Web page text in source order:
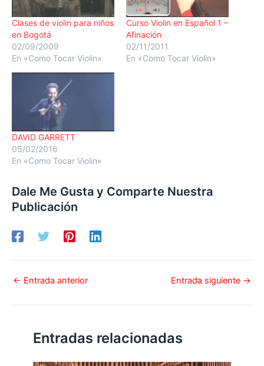
Clases de violin para niños
en Bogotá
02/09/2009
En «Como Tocar Violin»
Curso Violin en Español 1 –
Afinación
02/11/2011
En «Como Tocar Violin»
DAVID GARRETT
05/02/2016
En «Como Tocar Violin»
Dale Me Gusta y Comparte Nuestra
Publicación
← Entrada anterior Entrada siguiente →
Entradas relacionadas